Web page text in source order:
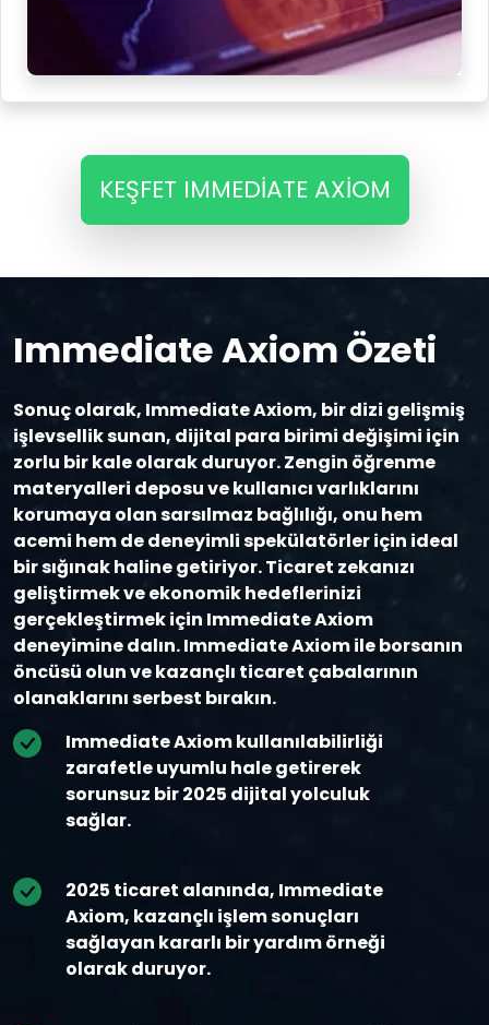
KEŞFET IMMEDIATE AXIOM
Immediate Axiom Özeti
Sonuç olarak, Immediate Axiom, bir dizi gelişmiş
işlevsellik sunan, dijital para birimi değişimi için
zorlu bir kale olarak duruyor. Zengin öğrenme
materyalleri deposu ve kullanıcı varlıklarını
korumaya olan sarsılmaz bağlılığı, onu hem
acemi hem de deneyimli spekülatörler için ideal
bir sığınak haline getiriyor. Ticaret zekanızı
geliştirmek ve ekonomik hedeflerinizi
gerçekleştirmek için Immediate Axiom
deneyimine dalın. Immediate Axiom ile borsanın
öncüsü olun ve kazançlı ticaret çabalarının
olanaklarını serbest bırakın.
Immediate Axiom kullanılabilirliği
zarafetle uyumlu hale getirerek
sorunsuz bir 2025 dijital yolculuk
sağlar.
2025 ticaret alanında, Immediate
Axiom, kazançlı işlem sonuçları
sağlayan kararlı bir yardım örneği
olarak duruyor.